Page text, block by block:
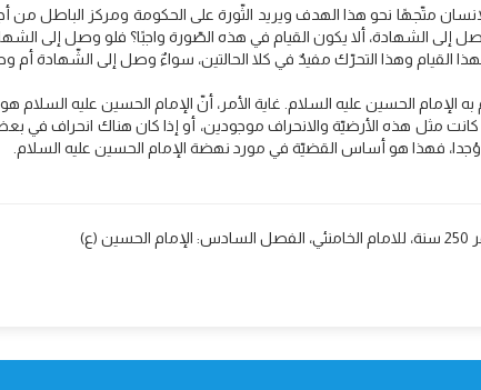
متّجهًا نحو هذا الهدف ويريد الثّورة على الحكومة ومركز الباطل
إلى الشهادة، ألا يكون القيام في هذه الصّورة واجبًا؟ فلو وصل إلى
القيام وهذا التحرّك مفيدٌ في كلا الحالتين، سواءٌ وصل إلى الشّهادة أم
الإمام الحسين عليه السلام. غاية الأمر، أنّ الإمام الحسين عليه السلام
كانت مثل هذه الأرضيّة والانحراف موجودين، أو إذا كان هناك انحراف في
وُجدا، فهذا هو أساس القضيّة في مورد نهضة الإمام الحسين عليه السلام.